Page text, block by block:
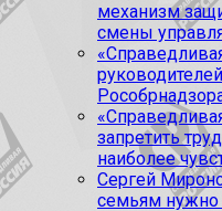
механизм
смены
запретить
наиболее
Сергей
семьям нужно